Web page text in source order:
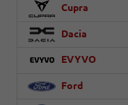
Cupra
Dacia
EVYVO
Ford